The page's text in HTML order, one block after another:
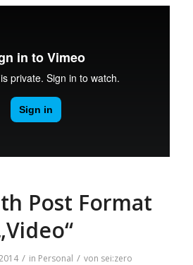
Post Format
/ in Personal / von sei:zero